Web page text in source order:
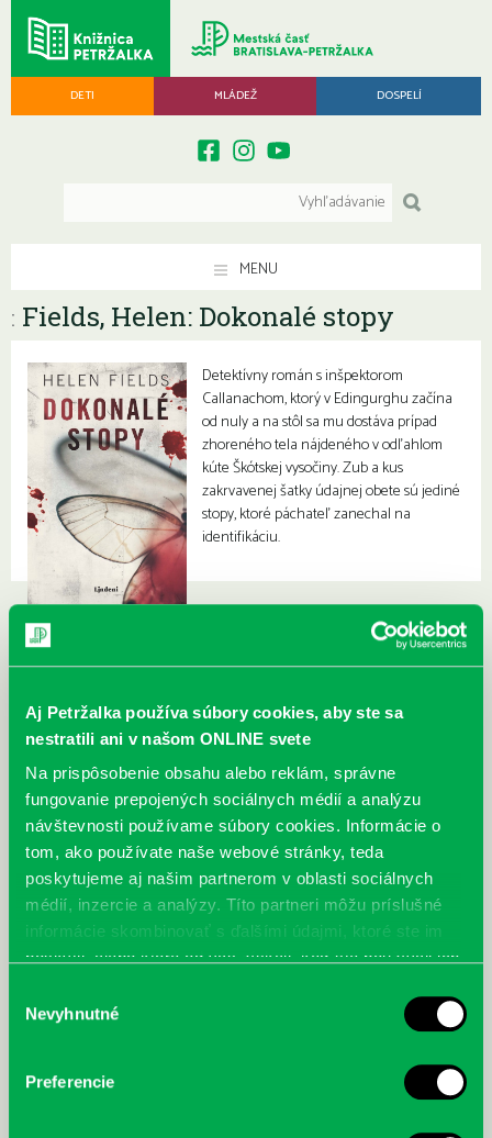
Aj Petržalka používa súbory cookies, aby ste sa
nestratili ani v našom ONLINE svete
Na prispôsobenie obsahu alebo reklám, správne
fungovanie prepojených sociálnych médií a analýzu
návštevnosti používame súbory cookies. Informácie o
tom, ako používate naše webové stránky, teda
poskytujeme aj našim partnerom v oblasti sociálnych
médií, inzercie a analýzy. Títo partneri môžu príslušné
informácie skombinovať s ďalšími údajmi, ktoré ste im
poskytli, alebo ktoré od vás získali, keď ste používali ich
súhlasu
Nevyhnutné
Preferencie
DETI MLÁDEŽ DOSPELÍ
MENU
: Fields, Helen: Dokonalé stopy
Detektívny román s inšpektorom
Callanachom, ktorý v Edingurghu začína
od nuly a na stôl sa mu dostáva prípad
zhoreného tela nájdeného v odľahlom
kúte Škótskej vysočiny. Zub a kus
zakrvavenej šatky údajnej obete sú jediné
stopy, ktoré páchateľ zanechal na
identifikáciu.
McGrath, Andy: Tadej Pogačar:
nezastaviteľný